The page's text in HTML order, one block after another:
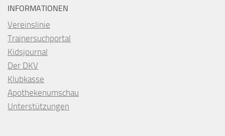
INFORMATIONEN
Vereinslinie
Trainersuchportal
Kidsjournal
Der DKV
Klubkasse
Apothekenumschau
Unterstützungen